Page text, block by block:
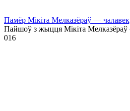
Памёр Мікіта Мелказёраў —
Пайшоў з жыцця Мікіта Мелказёраў
016